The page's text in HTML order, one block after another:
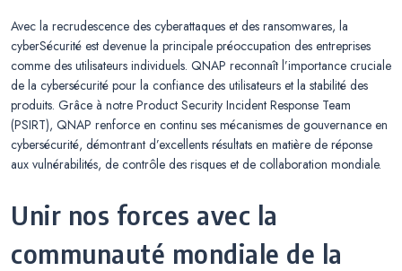
Avec la recrudescence des cyberattaques et des ransomwares, la
cyberSécurité est devenue la principale préoccupation des entreprises
comme des utilisateurs individuels. QNAP reconnaît l’importance cruciale
de la cybersécurité pour la confiance des utilisateurs et la stabilité des
produits. Grâce à notre Product Security Incident Response Team
(PSIRT), QNAP renforce en continu ses mécanismes de gouvernance en
cybersécurité, démontrant d’excellents résultats en matière de réponse
aux vulnérabilités, de contrôle des risques et de collaboration mondiale.
Unir nos forces avec la
communauté mondiale de la